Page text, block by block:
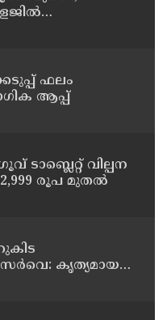
ഫലം
ആപ്പ്
ടാബ്ലെറ്റ് വില്പന
രൂപ മുതൽ
കൃത്യമായ